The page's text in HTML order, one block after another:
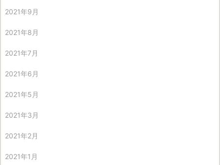
2021年9月
2021年8月
2021年7月
2021年6月
2021年5月
2021年3月
2021年2月
2021年1月